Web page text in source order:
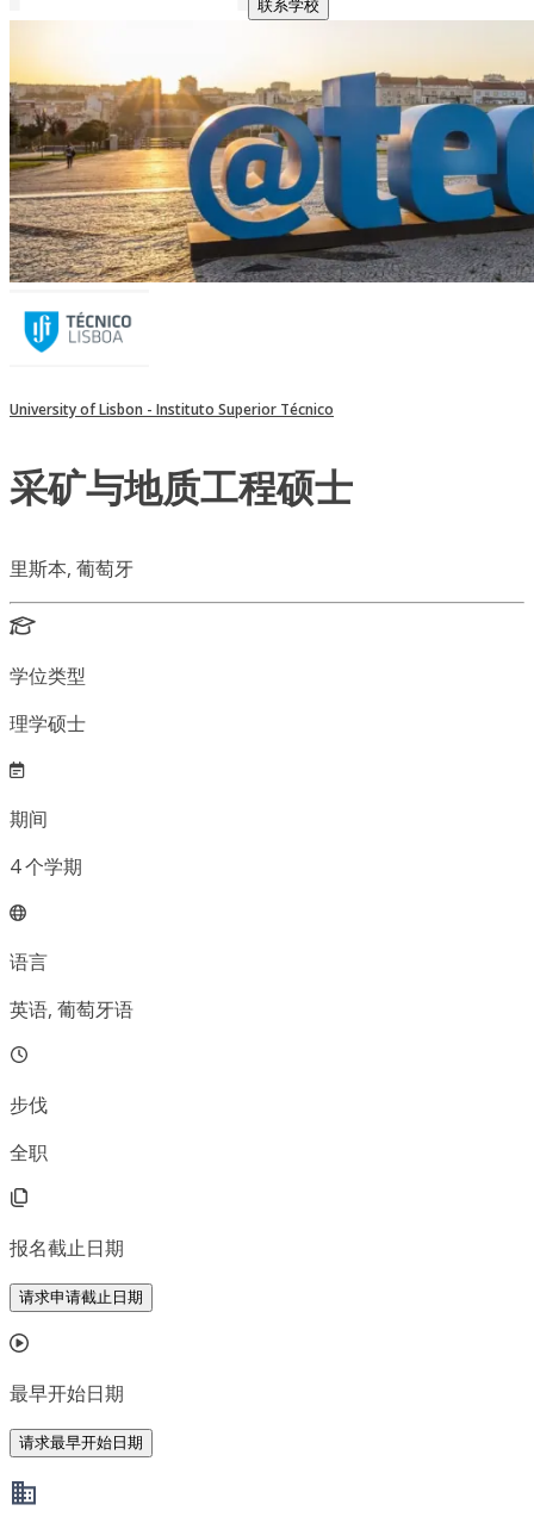
联系学校
University of Lisbon - Instituto Superior Técnico
采矿与地质工程硕士
里斯本, 葡萄牙
学位类型
理学硕士
期间
4个学期
语言
英语, 葡萄牙语
步伐
全职
报名截止日期
请求申请截止日期
最早开始日期
请求最早开始日期